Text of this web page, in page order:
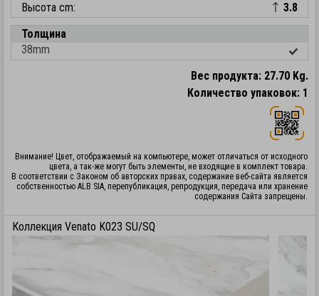
Высота cm:
3.8
Толщина
38mm
Вес продукта: 27.70 Kg.
Количество упаковок: 1
Внимание! Цвет, отображаемый на компьютере, может отличаться от исходного
цвета, а так-же могут быть элементы, не входящие в комплект товара.
В соответствии с Законом об авторских правах, содержание веб-сайта является
собственностью ALB SIA, перепубликация, репродукция, передача или хранение
содержания Сайта запрещены.
Коллекция Venato K023 SU/SQ